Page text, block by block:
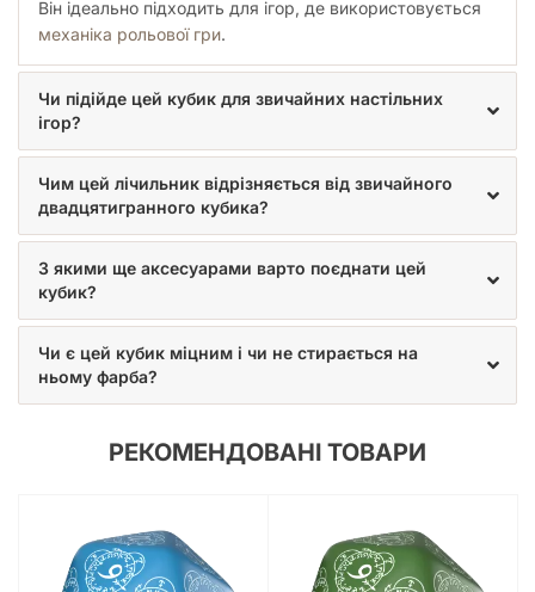
рівень головного героя, а інший колір — за рівень
супутника.
Незалежно від того, чи ви досвідчений Dungeon Master, який
керує цілими кампаніями, чи тільки починаєте свій шлях у
світі фентезі,
стане
практичним та стильним доповненням до вашого арсеналу.
персонажів та емоціях гри, беручи на себе рутинну роботу
з постійним підрахунком цифр. Це простий, але ефективний
спосіб зробити ваш ігровий процес більш організованим та
візуально привабливим.
Він ідеально підходить для ігор, де використовується
механіка рольової гри.
Чи підійде цей кубик для звичайних настільних
ігор?
Чим цей лічильник відрізняється від звичайного
двадцятигранного кубика?
З якими ще аксесуарами варто поєднати цей
кубик?
Чи є цей кубик міцним і чи не стирається на
ньому фарба?
РЕКОМЕНДОВАНІ ТОВАРИ